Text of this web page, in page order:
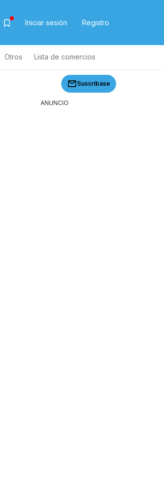
Iniciar sesión Registro
Otros Lista de comercios
Lista de productos Suscríbase
ANUNCIO